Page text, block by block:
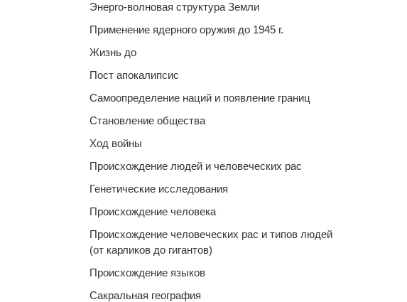
Энерго-волновая структура Земли
Применение ядерного оружия до 1945 г.
Жизнь до
Пост апокалипсис
Самоопределение наций и появление границ
Становление общества
Ход войны
Происхождение людей и человеческих рас
Генетические исследования
Происхождение человека
Происхождение человеческих рас и типов людей
(от карликов до гигантов)
Происхождение языков
Сакральная география